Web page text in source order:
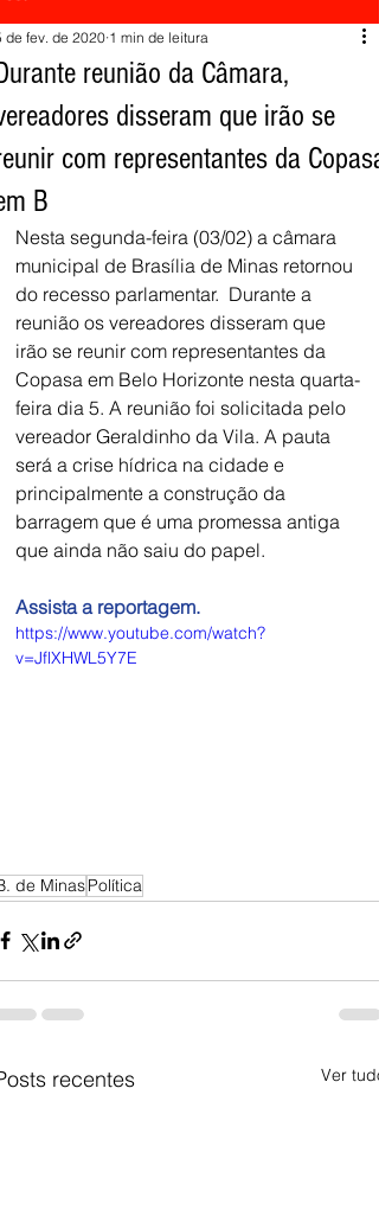
reunião da Câmara,
disseram que irão se
com representantes da Copasa
B
de fev. de 2020 1 min de leitura
Nesta segunda-feira (03/02) a câmara
municipal de Brasília de Minas retornou
do recesso parlamentar.  Durante a
reunião os vereadores disseram que
irão se reunir com representantes da
Copasa em Belo Horizonte nesta quarta-
feira dia 5. A reunião foi solicitada pelo
vereador Geraldinho da Vila. A pauta
será a crise hídrica na cidade e
principalmente a construção da
barragem que é uma promessa antiga
que ainda não saiu do papel.
Assista a reportagem.
https://www.youtube.com/watch?
v=JflXHWL5Y7E
de MinasPolítica
recentes Ver tudo